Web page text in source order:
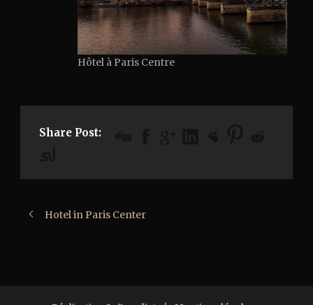
Hôtel à Paris Centre
Share Post:
Hotel in Paris Center